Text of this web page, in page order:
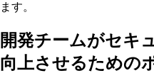
ます。
開発チームがセキ
向上させるための